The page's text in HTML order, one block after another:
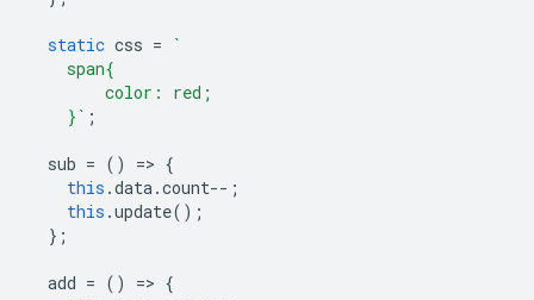
static css =
`
    span{
        color: red;
    }`
;
sub = () => {
this .data.count-- ;
this .update();
};
add = () => {